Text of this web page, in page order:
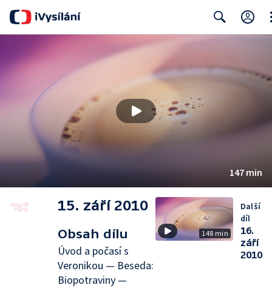
147 min
15. září 2010
Obsah dílu
Úvod a počasí s
Veronikou — Beseda:
Biopotraviny —
148 min
Další
díl
16.
září
2010